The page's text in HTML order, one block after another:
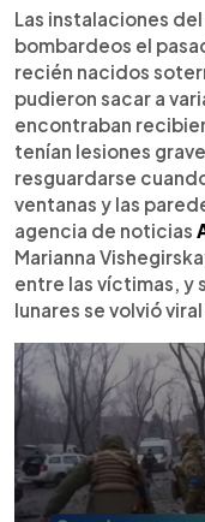
Las instalaciones
bombardeos el
recién nacidos
pudieron sacar a
encontraban
tenían lesiones
resguardarse
ventanas y las
agencia de noticias
Marianna
entre las víctimas, y
lunares se volvió